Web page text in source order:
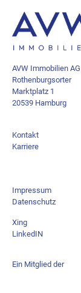
27 Apr.
12 Apr.
AVW Immobilien AG
Rothenburgsorter
Marktplatz 1
20539 Hamburg
Kontakt
Karriere
Impressum
Datenschutz
Xing
LinkedIN
Ein Mitglied der